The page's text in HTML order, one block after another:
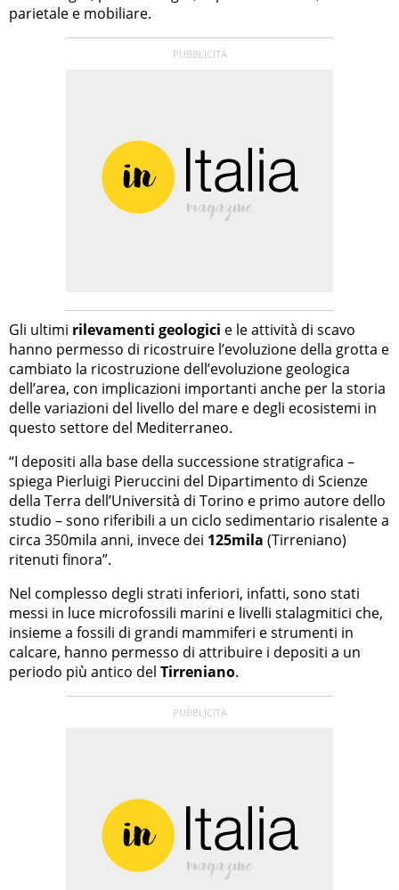
parietale e mobiliare.
Gli ultimi rilevamenti geologici e le attività di scavo
hanno permesso di ricostruire l’evoluzione della grotta e
cambiato la ricostruzione dell’evoluzione geologica
dell’area, con implicazioni importanti anche per la storia
delle variazioni del livello del mare e degli ecosistemi in
questo settore del Mediterraneo.
“I depositi alla base della successione stratigrafica –
spiega Pierluigi Pieruccini del Dipartimento di Scienze
della Terra dell’Università di Torino e primo autore dello
studio – sono riferibili a un ciclo sedimentario risalente a
circa 350mila anni, invece dei 125mila (Tirreniano)
ritenuti finora”.
Nel complesso degli strati inferiori, infatti, sono stati
messi in luce microfossili marini e livelli stalagmitici che,
insieme a fossili di grandi mammiferi e strumenti in
calcare, hanno permesso di attribuire i depositi a un
periodo più antico del Tirreniano.